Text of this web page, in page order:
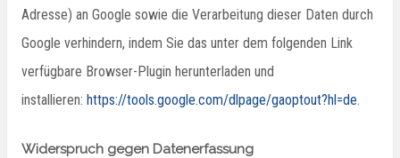
Adresse) an Google sowie die Verarbeitung dieser Daten durch
Google verhindern, indem Sie das unter dem folgenden Link
verfügbare Browser-Plugin herunterladen und
installieren: https://tools.google.com/dlpage/gaoptout?hl=de
Widerspruch gegen Datenerfassung